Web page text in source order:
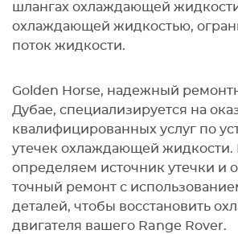
шлангах охлаждающей
охлаждающей жидкостью,
поток жидкости.
Golden Horse, надежный
Дубае, специализируется на
квалифицированных услуг по
утечек охлаждающей жидкости.
определяем источник утечки и
точный ремонт с
деталей, чтобы восстановить
двигателя вашего Range Rover.